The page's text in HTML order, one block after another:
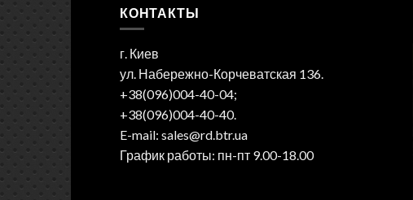
КОНТАКТЫ
г. Киев
ул. Набережно-Корчеватская 136.
+38(096)004-40-04;
+38(096)004-40-40.
E-mail: sales@rd.btr.ua
График работы: пн-пт 9.00-18.00